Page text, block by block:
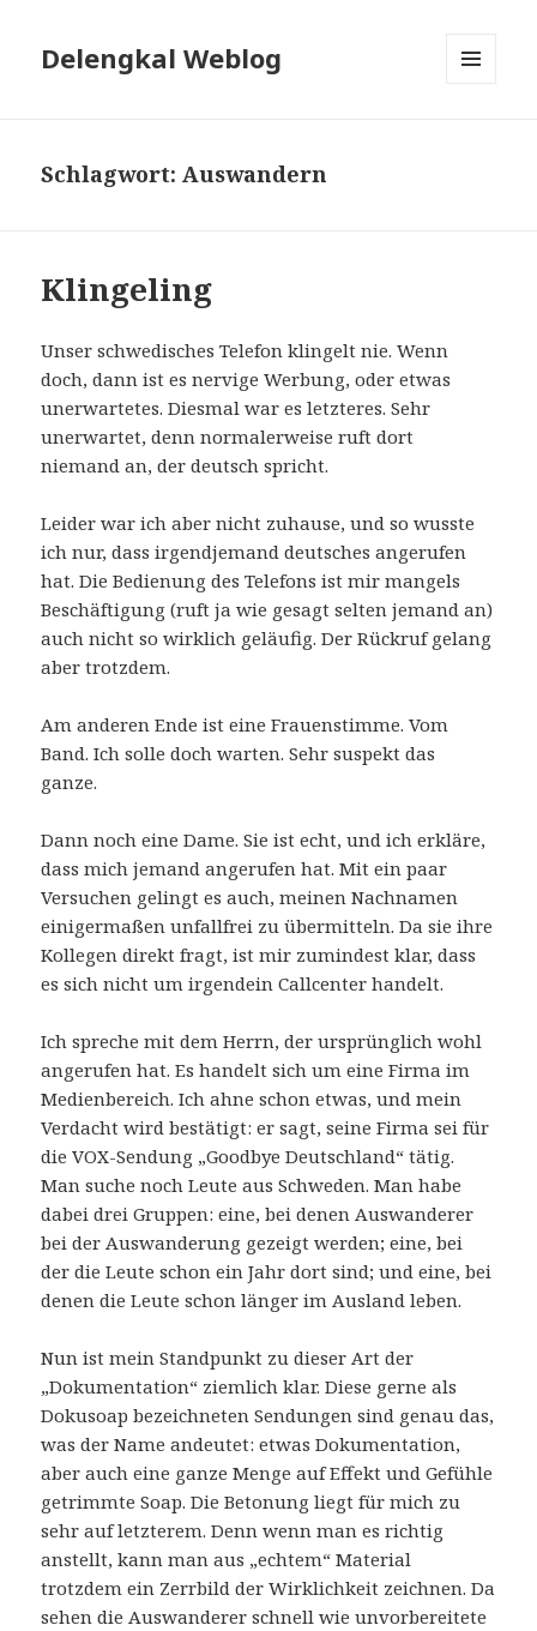
Delengkal Weblog
Schlagwort:Auswandern
Klingeling
Unser schwedisches Telefon klingelt nie. Wenn
doch, dann ist es nervige Werbung, oder etwas
unerwartetes. Diesmal war es letzteres. Sehr
unerwartet, denn normalerweise ruft dort
niemand an, der deutsch spricht.
Leider war ich aber nicht zuhause, und so wusste
ich nur, dass irgendjemand deutsches angerufen
hat. Die Bedienung des Telefons ist mir mangels
Beschäftigung (ruft ja wie gesagt selten jemand an)
auch nicht so wirklich geläufig. Der Rückruf gelang
aber trotzdem.
Am anderen Ende ist eine Frauenstimme. Vom
Band. Ich solle doch warten. Sehr suspekt das
ganze.
Dann noch eine Dame. Sie ist echt, und ich erkläre,
dass mich jemand angerufen hat. Mit ein paar
Versuchen gelingt es auch, meinen Nachnamen
einigermaßen unfallfrei zu übermitteln. Da sie ihre
Kollegen direkt fragt, ist mir zumindest klar, dass
es sich nicht um irgendein Callcenter handelt.
Ich spreche mit dem Herrn, der ursprünglich wohl
angerufen hat. Es handelt sich um eine Firma im
Medienbereich. Ich ahne schon etwas, und mein
Verdacht wird bestätigt: er sagt, seine Firma sei für
die VOX-Sendung „Goodbye Deutschland“ tätig.
Man suche noch Leute aus Schweden. Man habe
dabei drei Gruppen: eine, bei denen Auswanderer
bei der Auswanderung gezeigt werden; eine, bei
der die Leute schon ein Jahr dort sind; und eine, bei
denen die Leute schon länger im Ausland leben.
Nun ist mein Standpunkt zu dieser Art der
„Dokumentation“ ziemlich klar. Diese gerne als
Dokusoap bezeichneten Sendungen sind genau das,
was der Name andeutet: etwas Dokumentation,
aber auch eine ganze Menge auf Effekt und Gefühle
getrimmte Soap. Die Betonung liegt für mich zu
sehr auf letzterem. Denn wenn man es richtig
anstellt, kann man aus „echtem“ Material
trotzdem ein Zerrbild der Wirklichkeit zeichnen. Da
sehen die Auswanderer schnell wie unvorbereitete